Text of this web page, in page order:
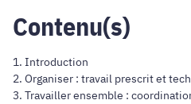
Contenu(s)
1. Introduction
2. Organiser : travail prescrit et
3. Travailler ensemble :